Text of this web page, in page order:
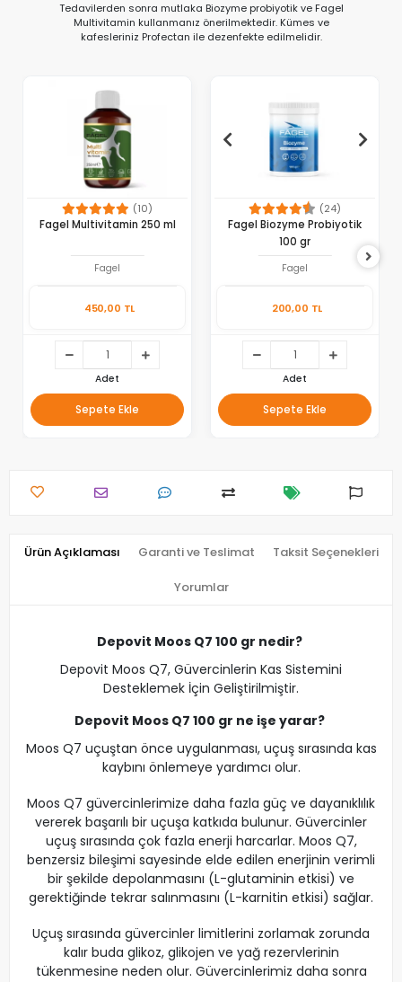
Tedavilerden sonra mutlaka Biozyme probiyotik ve Fagel
Multivitamin kullanmanız önerilmektedir. Kümes ve
kafesleriniz Profectan ile dezenfekte edilmelidir.
(10)
Fagel Multivitamin 250 ml
Fagel
450,00 TL
Adet
Sepete Ekle
(24)
Fagel Biozyme Probiyotik
100 gr
Fagel
200,00 TL
Adet
Sepete Ekle
Ürün Açıklaması Garanti ve Teslimat Taksit Seçenekleri
Yorumlar
Depovit Moos Q7 100 gr nedir?
Depovit Moos Q7, Güvercinlerin Kas Sistemini
Desteklemek İçin Geliştirilmiştir.
Depovit Moos Q7 100 gr ne işe yarar?
Moos Q7 uçuştan önce uygulanması, uçuş sırasında kas
kaybını önlemeye yardımcı olur.
Moos Q7 güvercinlerimize daha fazla güç ve dayanıklılık
vererek başarılı bir uçuşa katkıda bulunur. Güvercinler
uçuş sırasında çok fazla enerji harcarlar. Moos Q7,
benzersiz bileşimi sayesinde elde edilen enerjinin verimli
bir şekilde depolanmasını (L-glutaminin etkisi) ve
gerektiğinde tekrar salınmasını (L-karnitin etkisi) sağlar.
Uçuş sırasında güvercinler limitlerini zorlamak zorunda
kalır buda glikoz, glikojen ve yağ rezervlerinin
tükenmesine neden olur. Güvercinlerimiz daha sonra